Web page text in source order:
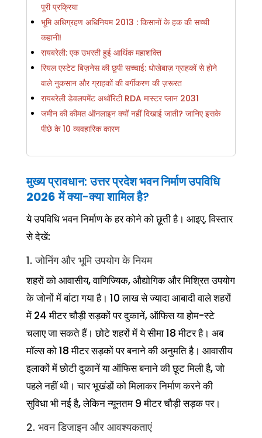
पूरी प्रक्रिया
भूमि अधिग्रहण अधिनियम 2013 : किसानों के हक की सच्ची
कहानी!
रायबरेली: एक उभरती हुई आर्थिक महाशक्ति
रियल एस्टेट बिज़नेस की छुपी सच्चाई: धोखेबाज़ ग्राहकों से होने
वाले नुकसान और ग्राहकों की वर्गीकरण की ज़रूरत
रायबरेली डेवलपमेंट अथॉरिटी RDA मास्टर प्लान 2031
जमीन की कीमत ऑनलाइन क्यों नहीं दिखाई जाती? जानिए इसके
पीछे के 10 व्यवहारिक कारण
मुख्य प्रावधान:उत्तर प्रदेश भवन निर्माण उपविधि
2026में क्या-क्या शामिल है?
ये उपविधि भवन निर्माण के हर कोने को छूती है। आइए, विस्तार
से देखें:
1. जोनिंग और भूमि उपयोग के नियम
शहरों को आवासीय, वाणिज्यिक, औद्योगिक और मिश्रित उपयोग
के जोनों में बांटा गया है। 10 लाख से ज्यादा आबादी वाले शहरों
में 24 मीटर चौड़ी सड़कों पर दुकानें, ऑफिस या होम-स्टे
चलाए जा सकते हैं। छोटे शहरों में ये सीमा 18 मीटर है। अब
मॉल्स को 18 मीटर सड़कों पर बनाने की अनुमति है। आवासीय
इलाकों में छोटी दुकानें या ऑफिस बनाने की छूट मिली है, जो
पहले नहीं थी। चार भूखंडों को मिलाकर निर्माण करने की
सुविधा भी नई है, लेकिन न्यूनतम 9 मीटर चौड़ी सड़क पर।
2. भवन डिजाइन और आवश्यकताएं